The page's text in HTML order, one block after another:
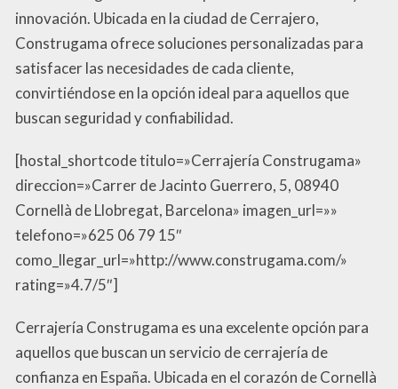
innovación. Ubicada en la ciudad de Cerrajero,
Construgama ofrece soluciones personalizadas para
satisfacer las necesidades de cada cliente,
convirtiéndose en la opción ideal para aquellos que
buscan seguridad y confiabilidad.
[hostal_shortcode titulo=»Cerrajería Construgama»
direccion=»Carrer de Jacinto Guerrero, 5, 08940
Cornellà de Llobregat, Barcelona» imagen_url=»»
telefono=»625 06 79 15″
como_llegar_url=»http://www.construgama.com/»
rating=»4.7/5″]
Cerrajería Construgama es una excelente opción para
aquellos que buscan un servicio de cerrajería de
confianza en España. Ubicada en el corazón de Cornellà